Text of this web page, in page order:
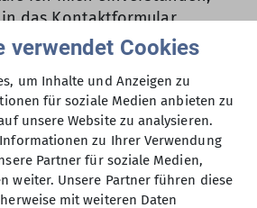
das Kontaktformular
Daten elektronisch
verarbeitet und
Mir ist bekannt, dass ich
jederzeit wiederrufen
verwendet Cookies
um Inhalte und Anzeigen zu
für soziale Medien anbieten zu
unsere Website zu analysieren.
zu Ihrer Verwendung
Partner für soziale Medien,
weiter. Unsere Partner führen diese
mit weiteren Daten